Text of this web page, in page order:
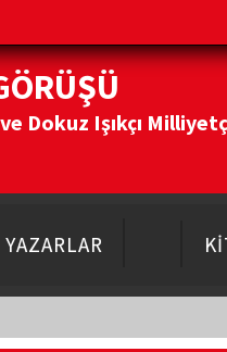
Dokuz Işıkçı
YAZARLAR